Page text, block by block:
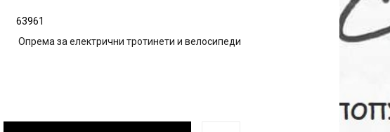
63961
Опрема за електрични тротинети и велосипеди